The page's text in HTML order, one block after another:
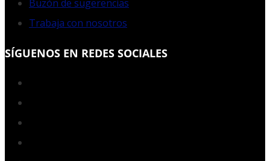
Buzón de sugerencias
Trabaja con nosotros
SÍGUENOS EN REDES SOCIALES